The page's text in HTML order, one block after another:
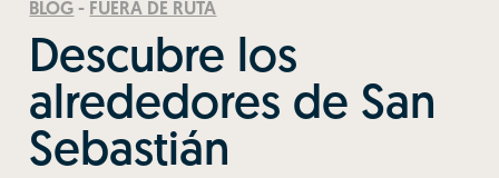
BLOG - FUERA DE RUTA
Descubre los
alrededores de San
Sebastián